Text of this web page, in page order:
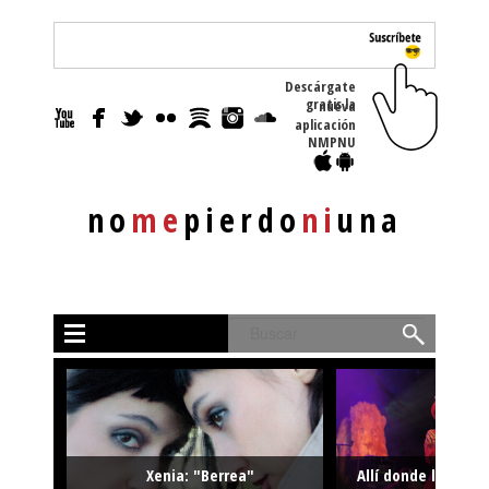
nomepierdoniuna
Descárgate
gratis la nueva
aplicación
NMPNU
Xenia: "Berrea" Allí donde la